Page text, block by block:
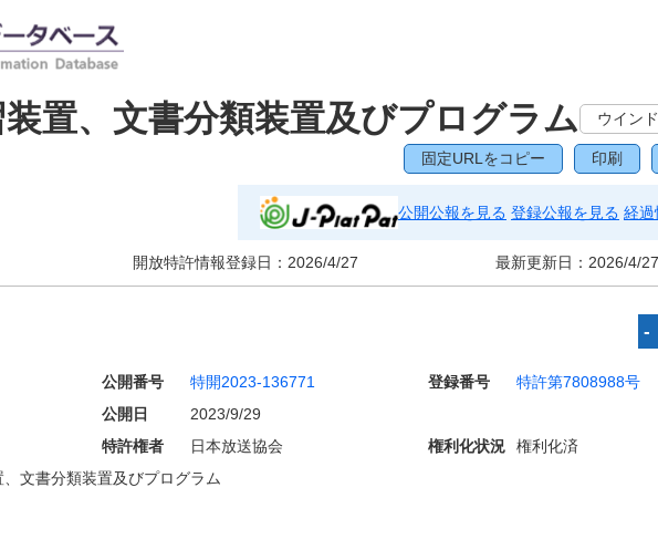
置、文書分類装置及びプログラム ウイン
固定URLをコピー 印刷
公開公報を見る 登録公報を見る 経過
開放特許情報登録日： 2026/4/27 最新更新日： 2026/4/27
公開番号 特開2023-136771 登録番号
特許第7808988号
公開日
2023/9/29
特許権者 日本放送協会 権利化状況
権利化済
文書分類装置及びプログラム